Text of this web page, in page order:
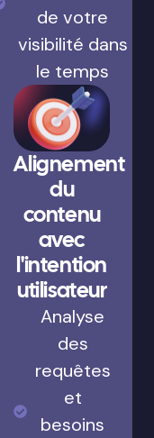
de votre
visibilité dans
le temps
Alignement
du
contenu
avec
l'intention
utilisateur
Analyse
des
requêtes
et
besoins